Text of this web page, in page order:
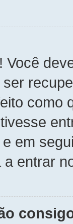
Você
como
e em
entrar